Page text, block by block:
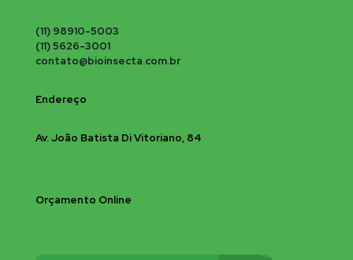
(11) 98910-5003
(11) 5626-3001
contato@bioinsecta.com.br
Endereço
Av. João Batista Di Vitoriano, 84
Orçamento Online